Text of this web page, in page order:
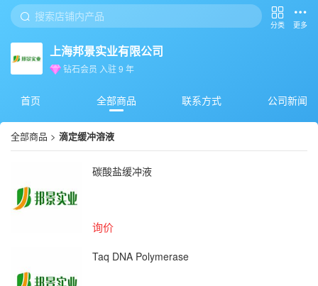
分类 更多
上海邦景实业有限公司
钻石会员 入驻9 年
首页 全部商品 联系方式 公司新闻
全部商品 > 滴定缓冲溶液
碳酸盐缓冲液
询价
Taq DNA Polymerase